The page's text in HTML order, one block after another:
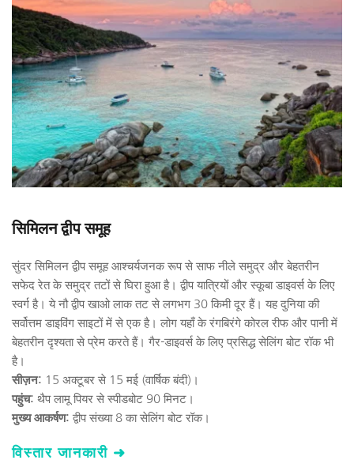
सिमिलन द्वीप समूह
सुंदर सिमिलन द्वीप समूह आश्चर्यजनक रूप से साफ नीले समुद्र और बेहतरीन
सफेद रेत के समुद्र तटों से घिरा हुआ है। द्वीप यात्रियों और स्कूबा डाइवर्स के लिए
स्वर्ग है। ये नौ द्वीप खाओ लाक तट से लगभग 30 किमी दूर हैं। यह दुनिया की
सर्वोत्तम डाइविंग साइटों में से एक है। लोग यहाँ के रंगबिरंगे कोरल रीफ और पानी में
बेहतरीन दृश्यता से प्रेम करते हैं। गैर-डाइवर्स के लिए प्रसिद्ध सेलिंग बोट रॉक भी
है।
सीज़न: 15 अक्टूबर से 15 मई (वार्षिक बंदी)।
पहुंच: थैप लामू पियर से स्पीडबोट 90 मिनट।
मुख्य आकर्षण: द्वीप संख्या 8 का सेलिंग बोट रॉक।
विस्तार जानकारी ➜